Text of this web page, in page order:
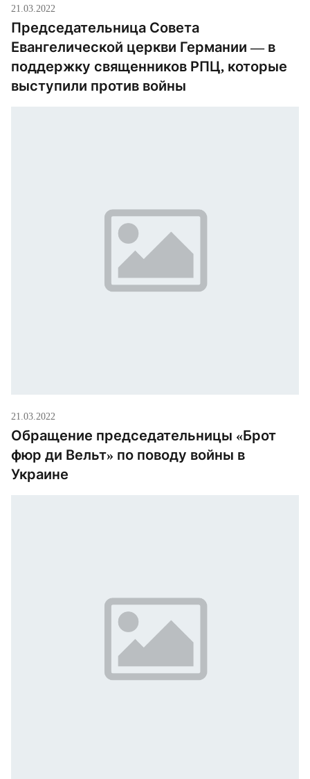
21.03.2022
Председательница Совета
Евангелической церкви Германии — в
поддержку священников РПЦ, которые
выступили против войны
21.03.2022
Обращение председательницы «Брот
фюр ди Вельт» по поводу войны в
Украине